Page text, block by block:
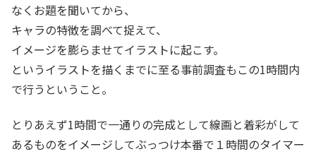
なくお題を聞いてから、
キャラの特徴を調べて捉えて、
イメージを膨らませてイラストに起こす。
というイラストを描くまでに至る事前調査もこの1時間内
で行うということ。
とりあえず1時間で一通りの完成として線画と着彩がして
あるものをイメージしてぶっつけ本番で１時間のタイマー